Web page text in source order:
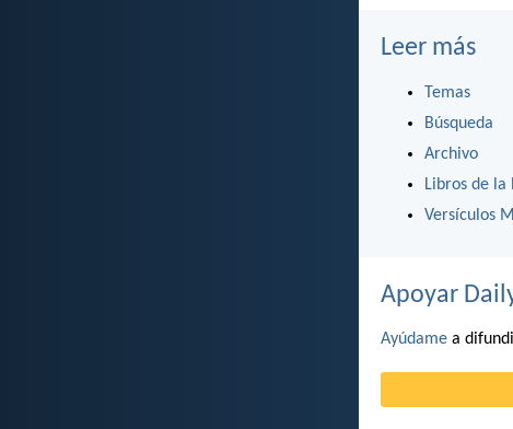
Leer más
Temas
Búsqueda
Archivo
Libros de la
Versículos
Apoyar
Ayúdame a